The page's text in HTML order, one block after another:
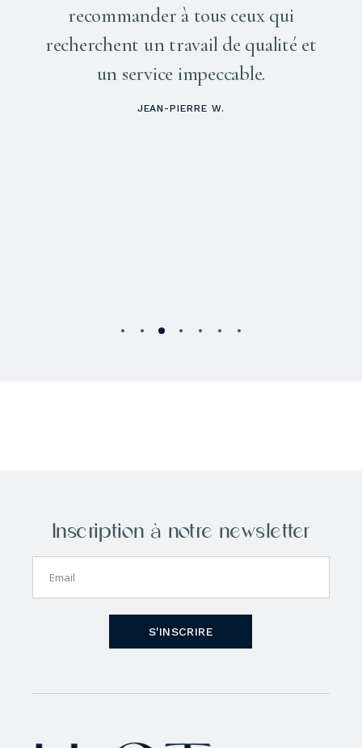
recommander à tous ceux qui
recherchent un travail de qualité et
un service impeccable.
JEAN-PIERRE W.
Inscription à notre newsletter
S'INSCRIRE